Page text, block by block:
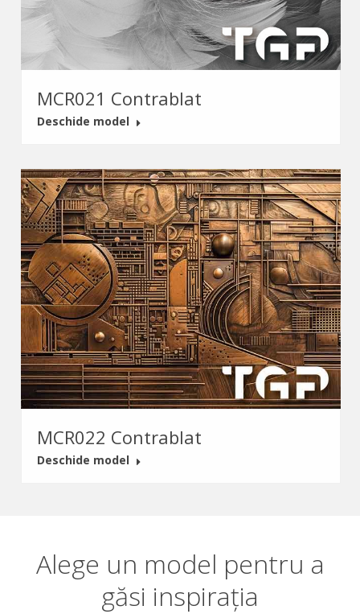
MCR021 Contrablat
Deschide model
MCR022 Contrablat
Deschide model
Alege un model pentru a
găsi inspirația